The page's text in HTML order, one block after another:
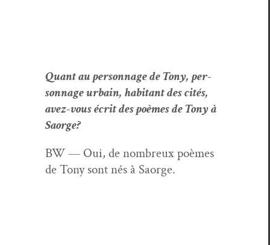
Quant au per­son­nage de Tony, per­
son­nage urbain, habi­tant des cités,
avez-vous écrit des poèmes de Tony à
Saorge?
BW — Oui, de nom­breux poèmes
de Tony sont nés à Saorge.